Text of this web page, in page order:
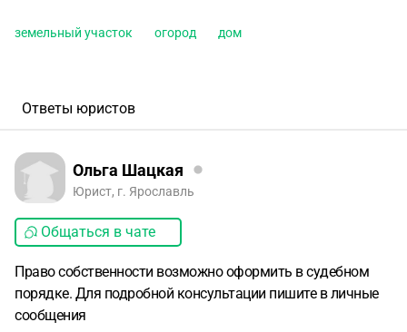
земельный участок огород дом
Ответы юристов
Ольга Шацкая
Юрист, г. Ярославль
Общаться в чате
Право собственности возможно оформить в судебном
порядке. Для подробной консультации пишите в личные
сообщения